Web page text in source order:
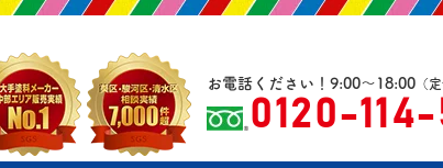
お電話ください！9:00～18:00 （
0120-